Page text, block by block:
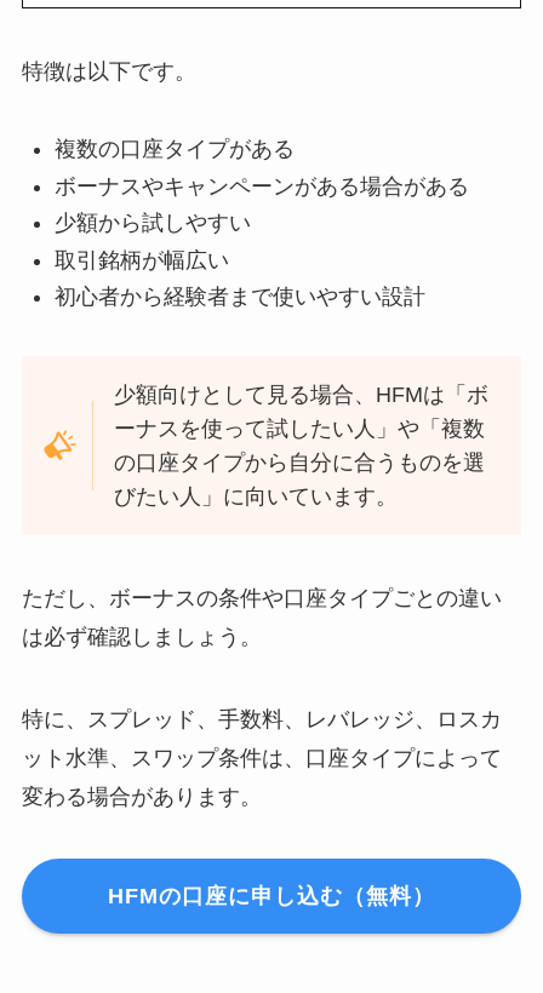
特徴は以下です。
複数の口座タイプがある
ボーナスやキャンペーンがある場合がある
少額から試しやすい
取引銘柄が幅広い
初心者から経験者まで使いやすい設計
少額向けとして見る場合、HFMは「ボ
ーナスを使って試したい人」や「複数
の口座タイプから自分に合うものを選
びたい人」に向いています。
ただし、ボーナスの条件や口座タイプごとの違い
は必ず確認しましょう。
特に、スプレッド、手数料、レバレッジ、ロスカ
ット水準、スワップ条件は、口座タイプによって
変わる場合があります。
HFMの口座に申し込む（無料）